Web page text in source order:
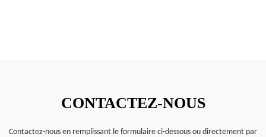
CONTACTEZ-NOUS
Contactez-nous en remplissant le formulaire ci-dessous ou directement par